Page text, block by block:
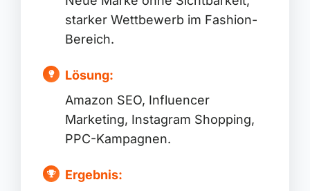
starker Wettbewerb im Fashion-
Bereich.
Lösung:
Amazon SEO, Influencer
Marketing, Instagram Shopping,
PPC-Kampagnen.
Ergebnis: